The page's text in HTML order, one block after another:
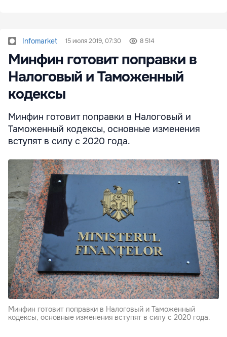
Infomarket 15 июля 2019, 07:30 8 514
Минфин готовит поправки в
Налоговый и Таможенный
кодексы
Минфин готовит поправки в Налоговый и
Таможенный кодексы, основные изменения
вступят в силу с 2020 года.
Минфин готовит поправки в Налоговый и Таможенный
кодексы, основные изменения вступят в силу с 2020 года.